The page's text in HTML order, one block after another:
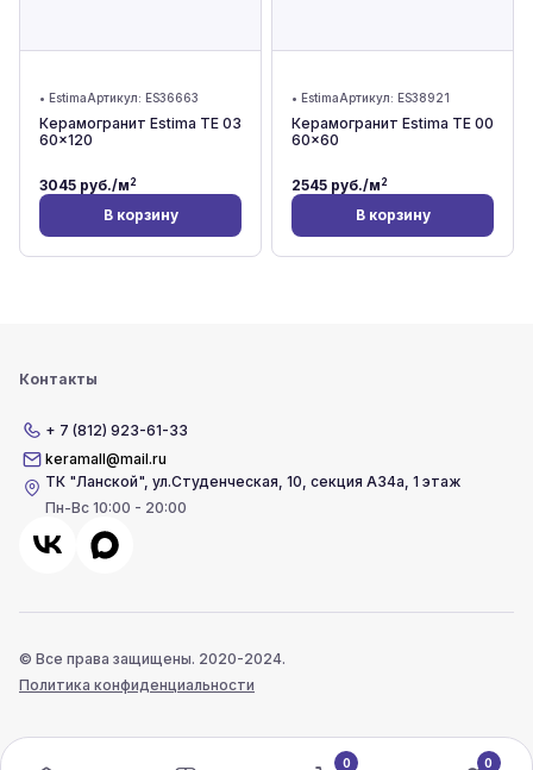
• EstimaАртикул: ES36663
Керамогранит Estima TE 03
60x120
3045 руб./м2
В корзину
• EstimaАртикул: ES38921
Керамогранит Estima TE 00
60x60
2545 руб./м2
В корзину
Контакты
+ 7 (812) 923-61-33
keramall@mail.ru
ТК "Ланской",ул.Студенческая, 10, секция А34а, 1 этаж
Пн-Вс 10:00 - 20:00
© Все права защищены. 2020-2024.
Политика конфиденциальности
0 0